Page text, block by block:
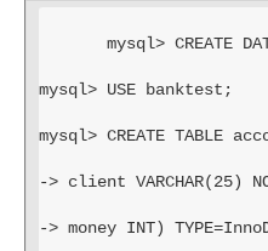
mysql> CREATE
mysql> USE banktest;
mysql> CREATE TABLE
-> client VARCHAR(25)
-> money INT)